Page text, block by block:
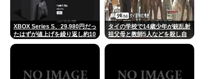
XBOX Series S、29,980円だっ
たはずが値上げを繰り返し約10
タイの学校で14歳少年が銃乱射
祖父母と教師5人などを殺し自